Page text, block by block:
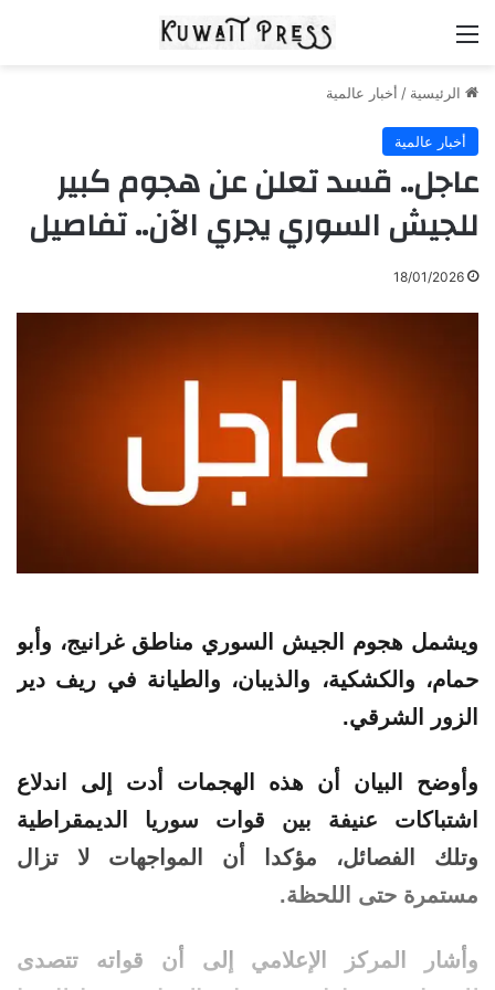
الرئيسية / أخبار عالمية
أخبار عالمية
عاجل.. قسد تعلن عن هجوم كبير
للجيش السوري يجري الآن.. تفاصيل
18/01/2026
ويشمل هجوم الجيش السوري مناطق غرانيج، وأبو
حمام، والكشكية، والذيبان، والطيانة في ريف دير
الزور الشرقي.
وأوضح البيان أن هذه الهجمات أدت إلى اندلاع
اشتباكات عنيفة بين قوات سوريا الديمقراطية
وتلك الفصائل، مؤكدا أن المواجهات لا تزال
مستمرة حتى اللحظة.
وأشار المركز الإعلامي إلى أن قواته تتصدى